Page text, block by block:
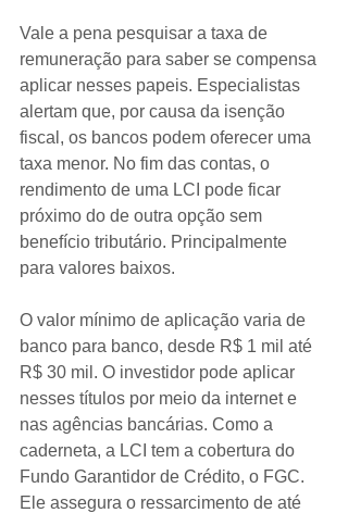
Vale a pena pesquisar a taxa de
remuneração para saber se compensa
aplicar nesses papeis. Especialistas
alertam que, por causa da isenção
fiscal, os bancos podem oferecer uma
taxa menor. No fim das contas, o
rendimento de uma LCI pode ficar
próximo do de outra opção sem
benefício tributário. Principalmente
para valores baixos.
O valor mínimo de aplicação varia de
banco para banco, desde R$ 1 mil até
R$ 30 mil. O investidor pode aplicar
nesses títulos por meio da internet e
nas agências bancárias. Como a
caderneta, a LCI tem a cobertura do
Fundo Garantidor de Crédito, o FGC.
Ele assegura o ressarcimento de até